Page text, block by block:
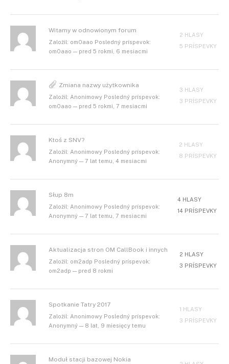
Witamy w odnowionym forum
Založil: om0aao Posledný príspevok:
om0aao — pred 5 rokmi, 6 mesiacmi
2 HLASY
5 PRÍSPEVKY
Zmiana nazwy użytkownika
Založil: Anonimowy Posledný príspevok:
om0aao — pred 5 rokmi, 7 mesiacmi
3 HLASY
3 PRÍSPEVKY
Ktoś z SNV?
Založil: Anonimowy Posledný príspevok:
Anonymný — 7 lat temu, 4 mesiacmi
2 HLASY
8 PRÍSPEVKY
Słup 8m
Založil: Anonimowy Posledný príspevok:
Anonymný — 7 lat temu, 7 mesiacmi
4 HLASY
14 PRÍSPEVKY
Aktualizacja stron OM CallBook i innych
Založil: om2adp Posledný príspevok:
om2adp — pred 8 rokmi
2 HLASY
3 PRÍSPEVKY
Spotkanie Tatry 2017
Založil: Anonimowy Posledný príspevok:
Anonymný — 8 lat, 9 miesięcy temu
1 HLASY
3 PRÍSPEVKY
Moduł stacji bazowej Nokia